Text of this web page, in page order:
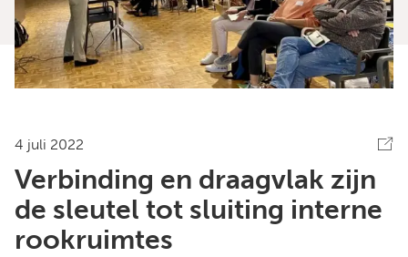
4 juli 2022
Verbinding en draagvlak zijn
de sleutel tot sluiting interne
rookruimtes